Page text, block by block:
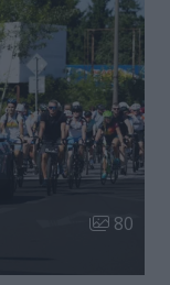
Liczba
80